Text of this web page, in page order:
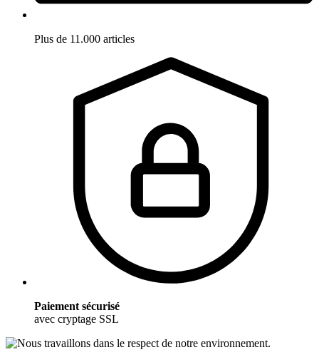
Plus de 11.000 articles
Paiement sécurisé
avec cryptage SSL